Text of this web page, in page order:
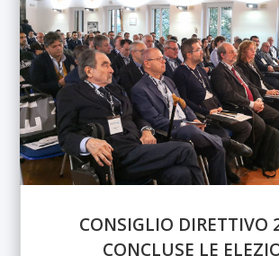
CONSIGLIO DIRETTIVO
CONCLUSE LE